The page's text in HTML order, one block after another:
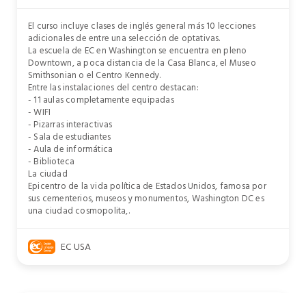
El curso incluye clases de inglés general más 10 lecciones
adicionales de entre una selección de optativas.
La escuela de EC en Washington se encuentra en pleno
Downtown, a poca distancia de la Casa Blanca, el Museo
Smithsonian o el Centro Kennedy.
Entre las instalaciones del centro destacan:
- 11 aulas completamente equipadas
- WIFI
- Pizarras interactivas
- Sala de estudiantes
- Aula de informática
- Biblioteca
La ciudad
Epicentro de la vida política de Estados Unidos, famosa por
sus cementerios, museos y monumentos, Washington DC es
una ciudad cosmopolita,.
EC USA